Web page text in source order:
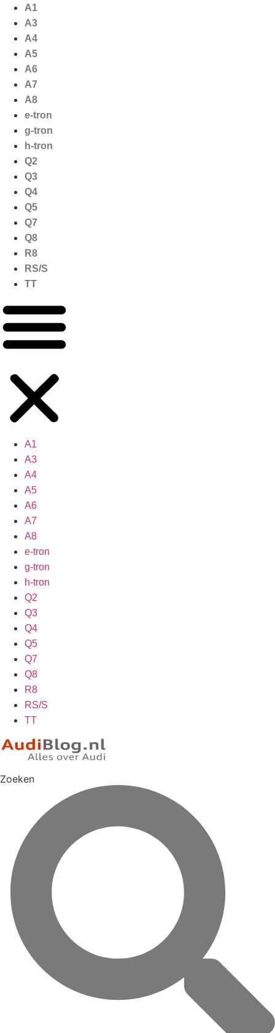
naar
inhoud
A1
A3
A4
A5
A6
A7
A8
e-tron
g-tron
h-tron
Q2
Q3
Q4
Q5
Q7
Q8
R8
RS/S
TT
A1
A3
A4
A5
A6
A7
A8
e-tron
g-tron
h-tron
Q2
Q3
Q4
Q5
Q7
Q8
R8
RS/S
TT
Zoeken